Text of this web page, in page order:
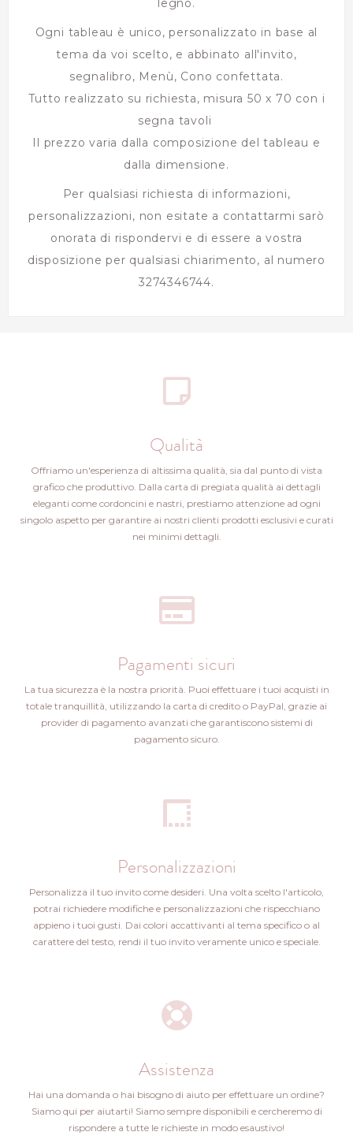
Ogni tableau è unico, personalizzato in base al
tema da voi scelto, e abbinato all'invito,
segnalibro, Menù, Cono confettata.
Tutto realizzato su richiesta, misura 50 x 70 con i
segna tavoli
Il prezzo varia dalla composizione del tableau e
dalla dimensione.
Per qualsiasi richiesta di informazioni,
personalizzazioni, non esitate a contattarmi sarò
onorata di rispondervi e di essere a vostra
disposizione per qualsiasi chiarimento, al numero
3274346744.
Qualità
Offriamo un'esperienza di altissima qualità, sia dal punto di vista
grafico che produttivo. Dalla carta di pregiata qualità ai dettagli
eleganti come cordoncini e nastri, prestiamo attenzione ad ogni
singolo aspetto per garantire ai nostri clienti prodotti esclusivi e curati
nei minimi dettagli.
Pagamenti sicuri
La tua sicurezza è la nostra priorità. Puoi effettuare i tuoi acquisti in
totale tranquillità, utilizzando la carta di credito o PayPal, grazie ai
provider di pagamento avanzati che garantiscono sistemi di
pagamento sicuro.
Personalizzazioni
Personalizza il tuo invito come desideri. Una volta scelto l'articolo,
potrai richiedere modifiche e personalizzazioni che rispecchiano
appieno i tuoi gusti. Dai colori accattivanti al tema specifico o al
carattere del testo, rendi il tuo invito veramente unico e speciale.
Assistenza
Hai una domanda o hai bisogno di aiuto per effettuare un ordine?
Siamo qui per aiutarti! Siamo sempre disponibili e cercheremo di
rispondere a tutte le richieste in modo esaustivo!